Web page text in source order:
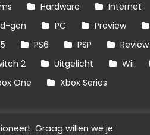
Hardware Internet
gen
PC Preview
PS6 PSP Review
2
Uitgelicht Wii
One
Xbox Series
Graag willen we je